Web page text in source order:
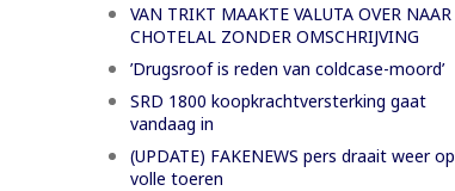
VAN TRIKT MAAKTE VALUTA OVER NAAR
CHOTELAL ZONDER OMSCHRIJVING
’Drugsroof is reden van coldcase-moord’
SRD 1800 koopkrachtversterking gaat
vandaag in
(UPDATE) FAKENEWS pers draait weer op
volle toeren